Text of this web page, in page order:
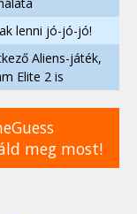
lenni jó-jó-jó!
Aliens-játék,
Elite 2 is
meg most!